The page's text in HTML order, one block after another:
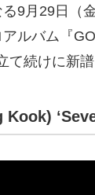
9月29日（
ルバム『
て続けに新
Kook)